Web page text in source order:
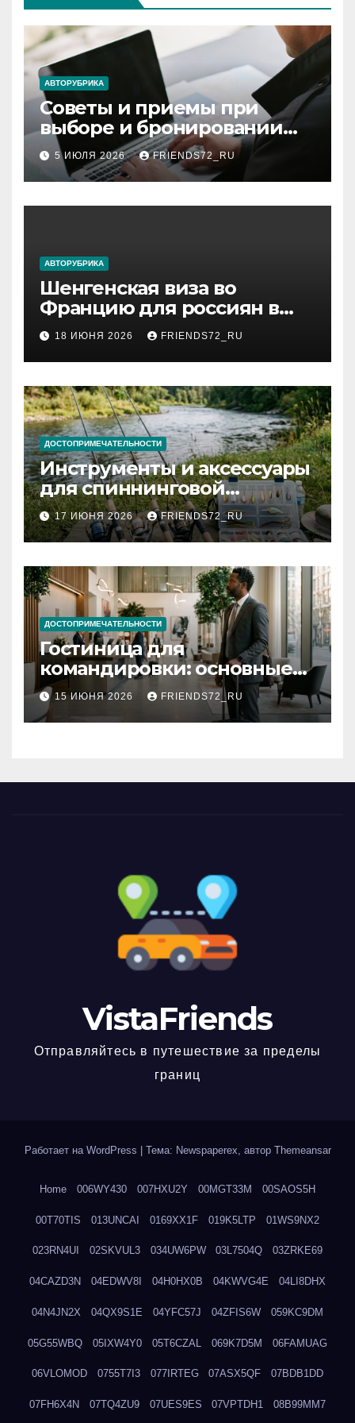
АВТОРУБРИКА
Советы и приемы при
выборе и бронировании
авиабилетов
5 ИЮЛЯ 2026 FRIENDS72_RU
АВТОРУБРИКА
Шенгенская виза во
Францию для россиян в
2026 году: сроки от 3 дней
и список необходимых
документов
18 ИЮНЯ 2026 FRIENDS72_RU
ДОСТОПРИМЕЧАТЕЛЬНОСТИ
Инструменты и аксессуары
для спиннинговой
рыбалки: назначение и
типы
17 ИЮНЯ 2026 FRIENDS72_RU
ДОСТОПРИМЕЧАТЕЛЬНОСТИ
Гостиница для
командировки: основные
критерии выбора
15 ИЮНЯ 2026 FRIENDS72_RU
VistaFriends
Отправляйтесь в путешествие за пределы
границ
Работает на WordPress Тема: Newspaperex, автор Themeansar
Home 006WY430 007HXU2Y 00MGT33M 00SAOS5H
00T70TIS 013UNCAI 0169XX1F 019K5LTP 01WS9NX2
023RN4UI 02SKVUL3 034UW6PW 03L7504Q 03ZRKE69
04CAZD3N 04EDWV8I 04H0HX0B 04KWVG4E 04LI8DHX
04N4JN2X 04QX9S1E 04YFC57J 04ZFIS6W 059KC9DM
05G55WBQ 05IXW4Y0 05T6CZAL 069K7D5M 06FAMUAG
06VLOMOD 0755T7I3 077IRTEG 07ASX5QF 07BDB1DD
07FH6X4N 07TQ4ZU9 07UES9ES 07VPTDH1 08B99MM7